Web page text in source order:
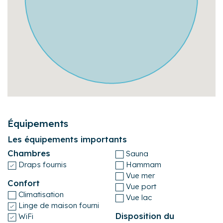
Équipements
Les équipements importants
Chambres
Draps fournis
Confort
Climatisation
Linge de maison fourni
WiFi
Sauna
Hammam
Vue mer
Vue port
Vue lac
Disposition du